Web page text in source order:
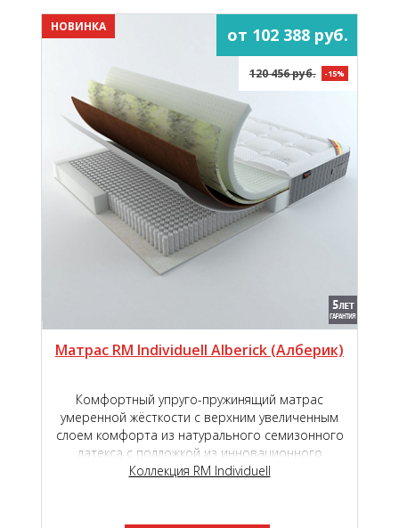
НОВИНКА от 102 388 руб.
120 456 руб. -15%
Матрас RM Individuell Alberick (Aлберик)
Комфортный упруго-пружинящий матрас
умеренной жёсткости с верхним увеличенным
слоем комфорта из натурального семизонного
латекса с подложкой из инновационного
наполнителя TIGER touch ®.
Коллекция RM Individuell